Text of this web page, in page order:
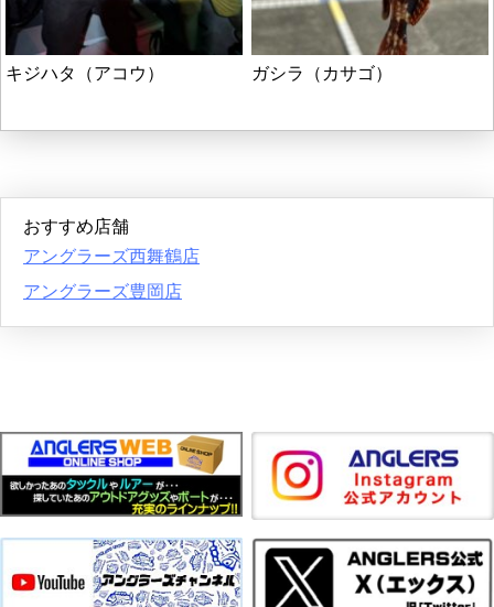
キジハタ（アコウ） ガシラ（カサゴ）
おすすめ店舗
アングラーズ西舞鶴店
アングラーズ豊岡店